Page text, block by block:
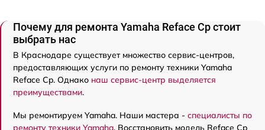
Почему для ремонта Yamaha Reface Cp стоит
выбрать нас
В Краснодаре существует множество сервис-центров,
предоставляющих услуги по ремонту техники Yamaha
Reface Cp. Однако наш сервис-центр выделяется
преимуществами.
Мы ремонтируем Yamaha. Наши мастера - специалисты по
ремонту техники Yamaha. Восстановить модель Reface Cp